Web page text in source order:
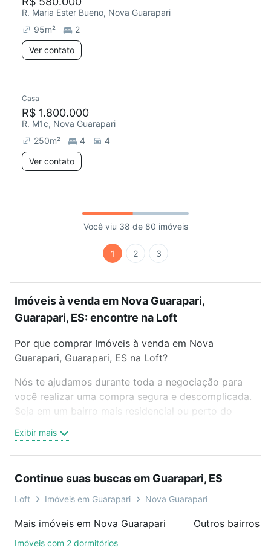
R. Maria Ester Bueno, Nova Guarapari
95m²
2
Ver contato
Casa
R$ 1.800.000
R. M1c, Nova Guarapari
250m² 4
4
Ver contato
Você viu 38 de 80 imóveis
1 2 3
Imóveis à venda em Nova Guarapari,
Guarapari, ES: encontre na Loft
Por que comprar Imóveis à venda em Nova
Guarapari, Guarapari, ES na Loft?
Nós te ajudamos durante toda a negociação para
você realizar uma compra segura e descomplicada.
Seja em um bairro mais residencial ou perto do
oferta ideal de Imóveis à venda em Nova Guarapari,
Guarapari, ES para conquistar seu sonho. Agende
sem compromisso e você ainda conta com mais de
46 mil corretores e imobiliárias te ajudando na
Como escolher um imóvel?
Exibir mais
Continue suas buscas em Guarapari, ES
Loft Imóveis em Guarapari Nova Guarapari
Mais imóveis em Nova Guarapari
Imóveis com 2 dormitórios
Outros bairros